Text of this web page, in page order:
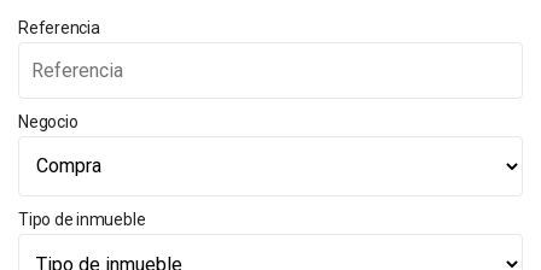
Referencia
Negocio
Tipo de inmueble